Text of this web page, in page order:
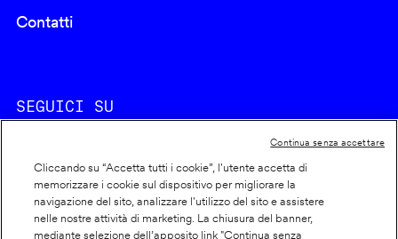
Contatti
SEGUICI SU
Cookie policy
Cliccando su “Accetta tutti i cookie”, l'utente accetta di
memorizzare i cookie sul dispositivo per migliorare la
navigazione del sito, analizzare l'utilizzo del sito e assistere
nelle nostre attività di marketing. La chiusura del banner,
mediante selezione dell’apposito link "Continua senza
Continua senza accettare